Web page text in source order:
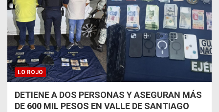
LO ROJO
DETIENE A DOS PERSONAS Y ASEGURAN MÁS
DE 600 MIL PESOS EN VALLE DE SANTIAGO